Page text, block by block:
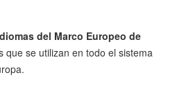
del Marco Europeo de
que se utilizan en todo el sistema